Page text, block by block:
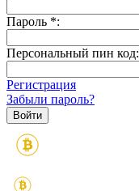
Пароль *:
Персональный пин код:
Регистрация
Забыли пароль?